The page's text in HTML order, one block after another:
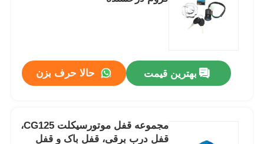
بهترین قیمت حالا حرف بزن
مجموعه قفل موتورسیکلت CG125،
قفل درب برقی، قفل باک و قفل